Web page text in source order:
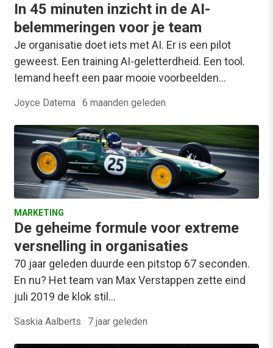
In 45 minuten inzicht in de AI-
belemmeringen voor je team
Je organisatie doet iets met AI. Er is een pilot
geweest. Een training AI-geletterdheid. Een tool.
Iemand heeft een paar mooie voorbeelden…
Joyce Datema · 6 maanden geleden
MARKETING
De geheime formule voor extreme
versnelling in organisaties
70 jaar geleden duurde een pitstop 67 seconden.
En nu? Het team van Max Verstappen zette eind
juli 2019 de klok stil…
Saskia Aalberts · 7 jaar geleden